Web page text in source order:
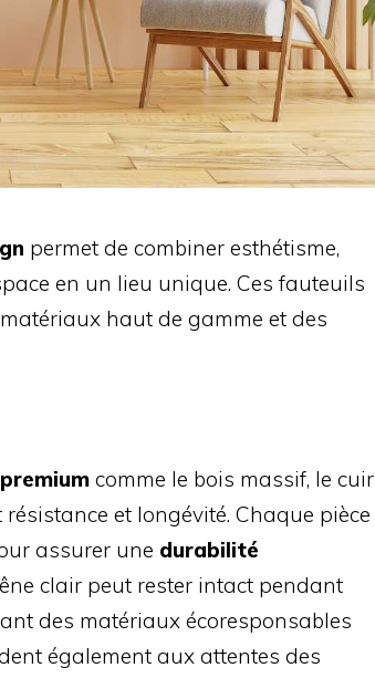
permet de combiner esthétisme,
en un lieu unique. Ces fauteuils
haut de gamme et des
comme le bois massif, le cuir
et longévité. Chaque pièce
assurer une durabilité
clair peut rester intact pendant
des matériaux écoresponsables
également aux attentes des